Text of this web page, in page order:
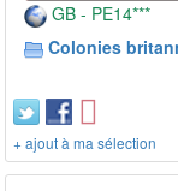
GB - PE14***
Colonies
+ ajout à ma sélection